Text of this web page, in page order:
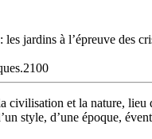
jardins à l’épreuve des
civilisation et la nature,
style, d’une époque,